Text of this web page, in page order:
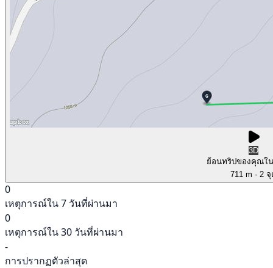
3D
ย้อนทริปของคุณใ
711 m · 2
0
เหตุการณ์ใน 7 วันที่ผ่านมา
0
เหตุการณ์ใน 30 วันที่ผ่านมา
-
การปรากฏตัวล่าสุด